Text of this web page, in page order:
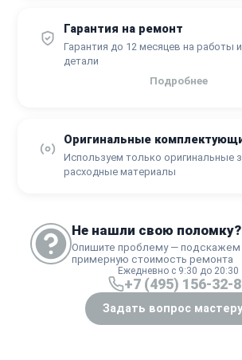
Гарантия на ремонт
Гарантия до 12 месяцев на работы
детали
Подробнее
Оригинальные
Используем только оригинальные
расходные материалы
Не нашли свою поломку?
Опишите проблему — подскажем
примерную стоимость ремонта
Ежедневно с 9:30 до 20:30
+7 (495) 156-32-
Задать вопрос мастеру